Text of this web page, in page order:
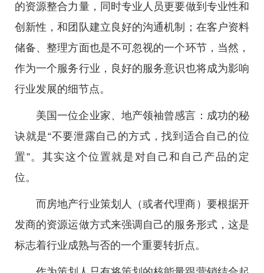
的资源整合力量，同时专业人员更要做到专业性和
创新性，和团队建立良好的沟通机制；在客户资料
储备、整理方面也是不可忽视的一个环节，当然，
作为一个服务行业，良好的服务意识也将成为影响
行业发展的细节点。
美国一位企业家、地产领袖曾感言：成功的秘
诀就是“不要泄露自己的方式，找到适合自己的位
置”。其实这个位置就是对自己和自己产品的定
位。
而房地产行业策划人（或者代理商）要根据开
发商的资源运做方式来强调自己的服务形式，这是
标志着行业成熟与否的一个重要转折点。